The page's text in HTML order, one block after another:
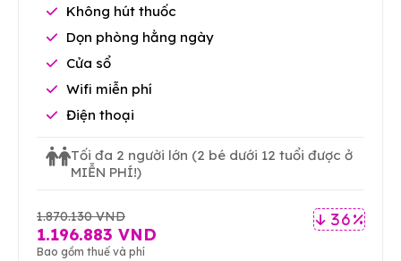
Không hút thuốc
Dọn phòng hằng ngày
Cửa sổ
Wifi miễn phí
Điện thoại
Tối đa 2 người lớn (2 bé dưới 12 tuổi được ở
MIỄN PHÍ!)
36 %
1.870.130 VND
1.196.883 VND
Bao gồm thuế và phí